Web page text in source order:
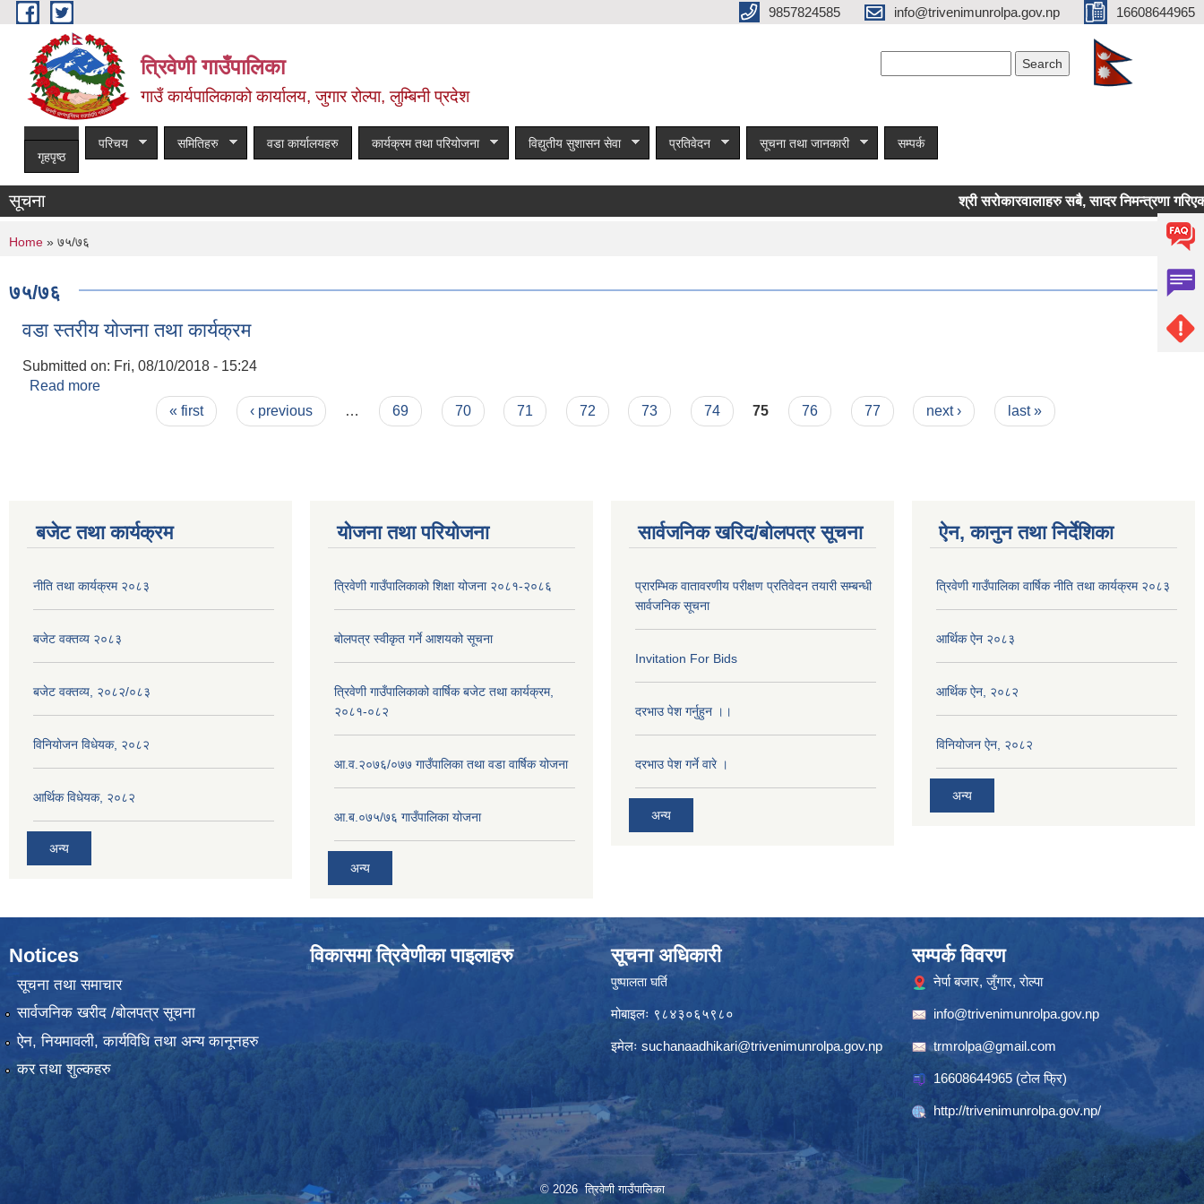
Skip to main content 9857824585 info@trivenimunrolpa.gov.np 16608644965
त्रिवेणी गाउँपालिका
गाउँ कार्यपालिकाको कार्यालय, जुगार रोल्पा, लुम्बिनी प्रदेश
गृहपृष्ठ
परिचय समितिहरु वडा कार्यालयहरु कार्यक्रम तथा परियोजना विद्युतीय सुशासन सेवा प्रतिवेदन सूचना तथा जानकारी सम्पर्क
सूचना श्री सरोकारवालाहरु सबै, सादर निमन्त्रणा गरिएको
You are here
Home » ७५/७६
७५/७६
वडा स्तरीय योजना तथा कार्यक्रम
Submitted on: Fri, 08/10/2018 - 15:24
Read more
« first ‹ previous … 69 70 71 72 73 74 75 76 77 next › last »
बजेट तथा कार्यक्रम
नीति तथा कार्यक्रम २०८३
बजेट वक्तव्य २०८३
बजेट वक्तव्य, २०८२/०८३
विनियोजन विधेयक, २०८२
आर्थिक विधेयक, २०८२
अन्य
योजना तथा परियोजना
त्रिवेणी गाउँपालिकाको शिक्षा योजना २०८१-२०८६
बोलपत्र स्वीकृत गर्ने आशयको सूचना
त्रिवेणी गाउँपालिकाको वार्षिक बजेट तथा कार्यक्रम,
२०८१-०८२
आ.व.२०७६/०७७ गाउँपालिका तथा वडा वार्षिक योजना
आ.ब.०७५/७६ गाउँपालिका योजना
अन्य
सार्वजनिक खरिद/बोलपत्र सूचना
प्रारम्भिक वातावरणीय परीक्षण प्रतिवेदन तयारी सम्बन्धी
सार्वजनिक सूचना
Invitation For Bids
दरभाउ पेश गर्नुहुन ।।
दरभाउ पेश गर्ने वारे ।
अन्य
ऐन, कानुन तथा निर्देशिका
त्रिवेणी गाउँपालिका वार्षिक नीति तथा कार्यक्रम २०८३
आर्थिक ऐन २०८३
आर्थिक ऐन, २०८२
विनियोजन ऐन, २०८२
अन्य
Notices
सूचना तथा समाचार
सार्वजनिक खरीद /बोलपत्र सूचना
ऐन, नियमावली, कार्यविधि तथा अन्य कानूनहरु
कर तथा शुल्कहरु
विकासमा त्रिवेणीका पाइलाहरु सूचना अधिकारी
पुष्पालता घर्ति
मोबाइलः ९८४३०६५९८०
इमेलः suchanaadhikari@trivenimunrolpa.gov.np
सम्पर्क विवरण
नेर्पा बजार, जुँगार, रोल्पा
info@trivenimunrolpa.gov.np
trmrolpa@gmail.com
16608644965 (टाेल फ्रि)
http://trivenimunrolpa.gov.np/
© 2026 त्रिवेणी गाउँपालिका